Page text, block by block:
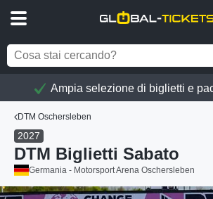
Ampia selezione di biglietti e
DTM Oschersleben
2027
DTM Biglietti Sabato
Germania - Motorsport Arena Oschersleben